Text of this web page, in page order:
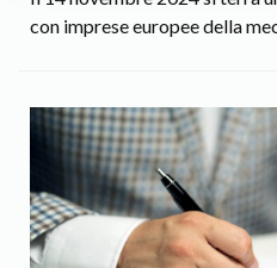
con imprese europee della